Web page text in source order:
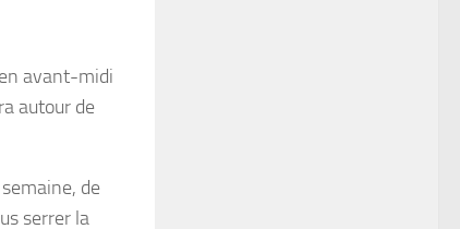
avant-midi
autour de
de
serrer la